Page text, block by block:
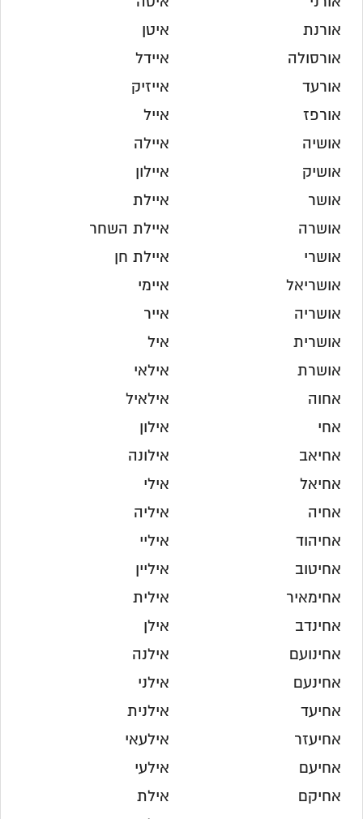
אורנת
אורסולה
אורעד
אורפז
אושיה
אושיק
אושר
אושרה
אושרי
אושריאל
אושריה
אושרית
אושרת
אחוה
אחי
אחיאב
אחיאל
אחיה
אחיהוד
אחיטוב
אחימאיר
אחינדב
אחינועם
אחינעם
אחיעד
אחיעזר
אחיעם
אחיקם
איטן
איידל
אייזיק
אייל
איילה
איילון
איילת
איילת השחר
איילת חן
איימי
אייר
איל
אילאי
אילאיל
אילון
אילונה
אילי
איליה
איליי
איליין
אילית
אילן
אילנה
אילני
אילנית
אילעאי
אילעי
אילת